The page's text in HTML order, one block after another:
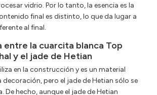
vidrio. Por lo tanto, la esencia es la
final es distinto, lo que da lugar a
al final.
entre la cuarcita blanca Top
y el jade de Hetian
en la construcción y es un material
decoración, pero el jade de Hetian sólo se
De hecho, aunque el jade de Hetian